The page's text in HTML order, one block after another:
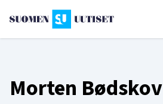
Morten Bødskov